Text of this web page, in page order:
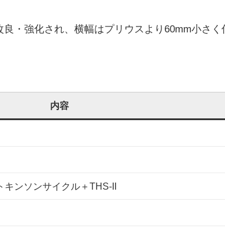
・強化され、横幅はプリウスより60mm小さく
内容
ンソンサイクル＋THS-II